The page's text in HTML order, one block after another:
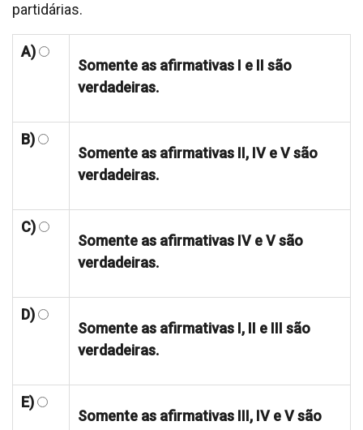
partidárias.
A)
Somente as afirmativas I e II são
verdadeiras.
B)
Somente as afirmativas II, IV e V são
verdadeiras.
C)
Somente as afirmativas IV e V são
verdadeiras.
D)
Somente as afirmativas I, II e III são
verdadeiras.
E)
Somente as afirmativas III, IV e V são